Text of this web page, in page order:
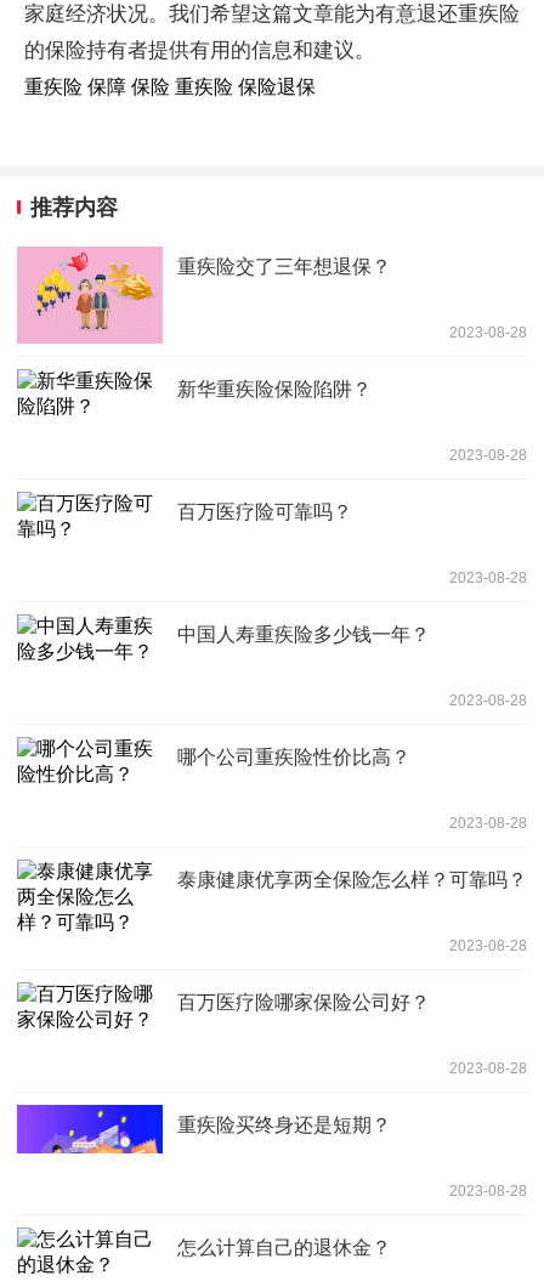
家庭经济状况。我们希望这篇文章能为有意退还重疾险
的保险持有者提供有用的信息和建议。
重疾险 保障 保险 重疾险 保险退保
推荐内容
重疾险交了三年想退保？
2023-08-28
新华重疾险保险陷阱？
2023-08-28
百万医疗险可靠吗？
2023-08-28
中国人寿重疾险多少钱一年？
2023-08-28
哪个公司重疾险性价比高？
2023-08-28
泰康健康优享两全保险怎么样？可靠吗？
2023-08-28
百万医疗险哪家保险公司好？
2023-08-28
重疾险买终身还是短期？
2023-08-28
怎么计算自己的退休金？